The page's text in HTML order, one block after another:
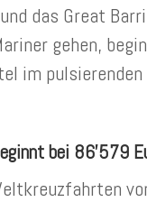
das Great
gehen,
im
bei 86’579